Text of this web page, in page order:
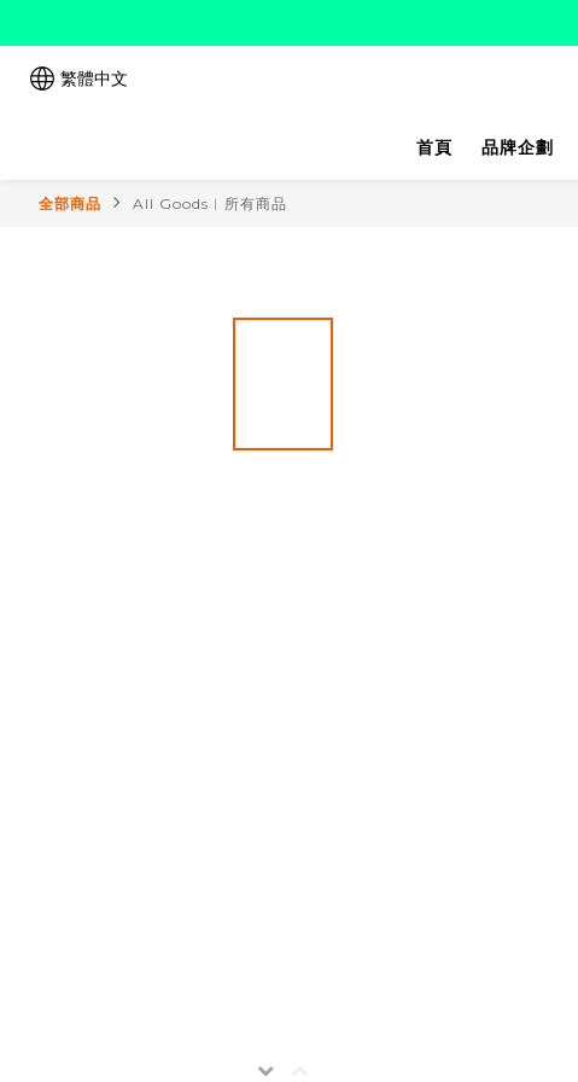
繁體中文
首頁 品牌企劃
全部商品 All Goods︱所有商品